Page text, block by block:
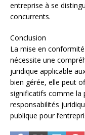
entreprise à se
concurrents.
Conclusion
La mise en
nécessite une
juridique applicable
bien gérée, elle peut
significatifs comme la
responsabilités
publique pour